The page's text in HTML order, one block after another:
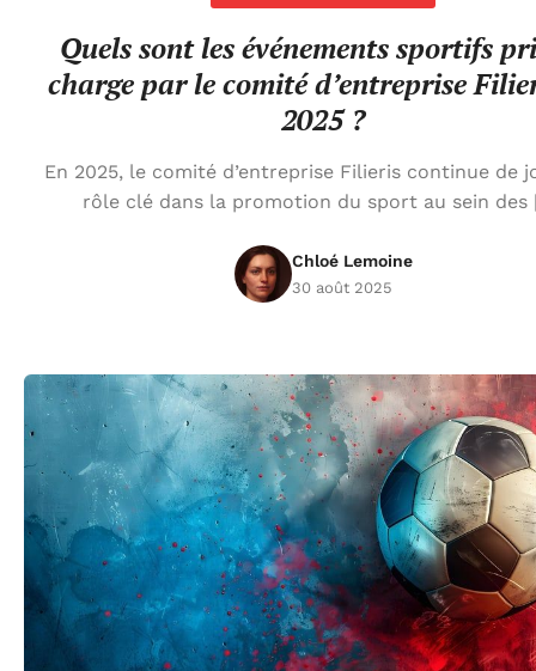
Quels sont les événements sportifs
charge par le comité d’entreprise
2025 ?
En 2025, le comité d’entreprise Filieris continue de
rôle clé dans la promotion du sport au sein
Chloé Lemoine
30 août 2025